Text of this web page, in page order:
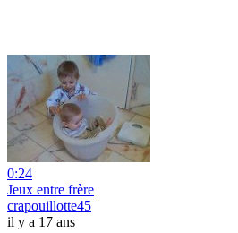
0:24
Jeux entre frère
crapouillotte45
il y a 17 ans